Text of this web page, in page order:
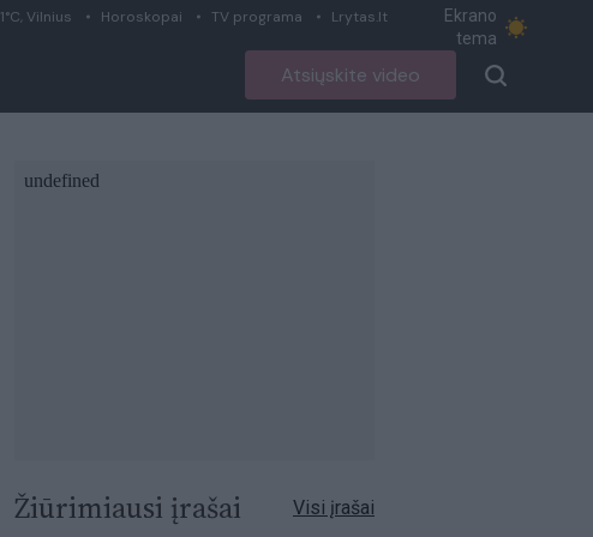
1°C, Vilnius Horoskopai TV programa Lrytas.lt
Ekrano
tema
Atsiųskite video
Žiūrimiausi įrašai Visi įrašai